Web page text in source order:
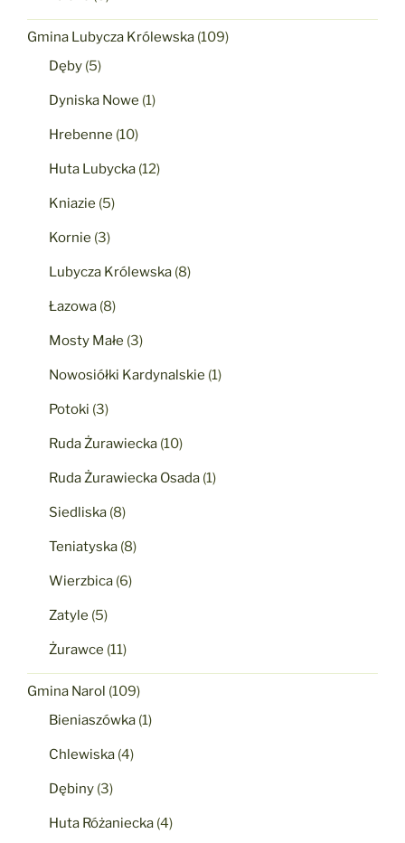
Gmina Lubycza Królewska (109)
Dęby (5)
Dyniska Nowe (1)
Hrebenne (10)
Huta Lubycka (12)
Kniazie (5)
Kornie (3)
Lubycza Królewska (8)
Łazowa (8)
Mosty Małe (3)
Nowosiółki Kardynalskie (1)
Potoki (3)
Ruda Żurawiecka (10)
Ruda Żurawiecka Osada (1)
Siedliska (8)
Teniatyska (8)
Wierzbica (6)
Zatyle (5)
Żurawce (11)
Gmina Narol (109)
Bieniaszówka (1)
Chlewiska (4)
Dębiny (3)
Huta Różaniecka (4)